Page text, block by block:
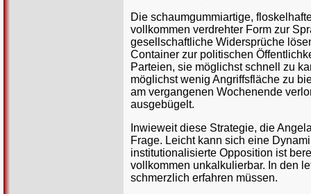
Die schaumgummiartige,
vollkommen verdrehter Form zur
gesellschaftliche Widersprüche
Container zur politischen
Parteien, sie möglichst schnell zu
möglichst wenig Angriffsfläche zu
am vergangenen Wochenende
ausgebügelt.
Inwieweit diese Strategie, die
Frage. Leicht kann sich eine
institutionalisierte Opposition ist
vollkommen unkalkulierbar. In den
schmerzlich erfahren müssen.